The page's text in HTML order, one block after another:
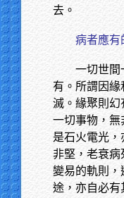
去。
病者應有
一切世間
有。所謂因緣
滅。緣聚則幻
一切事物，無
是石火電光
非堅，老衰病
變易的軌則，
途，亦自必有